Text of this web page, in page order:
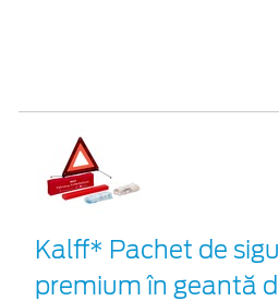
Kalff* Pachet de
premium în geantă